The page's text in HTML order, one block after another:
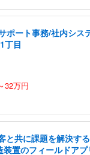
ポート事務/社内シ
丁目
32万円
と共に課題を解決す
装置のフィールドア